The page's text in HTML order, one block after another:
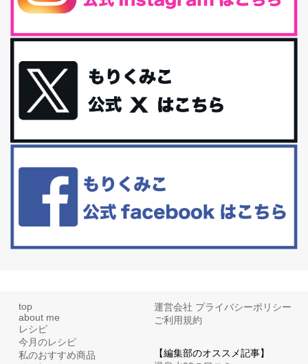
最近お風呂上がりの炭酸水をシリカシリカにしているんだけど確か
今回は、最近毎回定期的に購入している「楽天ふるさと納税」の返
礼品トップ５を紹介します。今までいろ...
更年期を穏やかに乗りきるために今できる５つのこと。
アラフィフからの体と心の整え方。 私も気づけばアラフィフ、これ
といった更年期症状はまだ...
白髪・美容・免疫力、現代人に足りないのは海藻！
リーブオイルorごま油をたらす。&n...
top
about me
レシピ
今月のレシピ
私のおすすめ商品
運営会社 プライバシーポリシー
ご利用規約
【編集部のオススメ記事】